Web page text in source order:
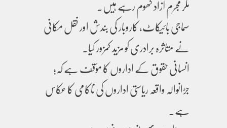
مگر مجرم آزاد گھوم رہے ہیں۔
سماجی بائیکاٹ، کاروبار کی بندش اور نقل مکانی
نے متاثرہ برادری کو مزید کمزور کیا۔
انسانی حقوق کے اداروں کا مؤقف ہے کہ؛
جڑانوالہ واقعہ ریاستی اداروں کی ناکامی کا عکاس
ہے۔